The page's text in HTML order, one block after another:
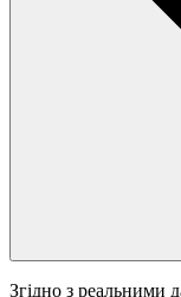
Згідно з реальними